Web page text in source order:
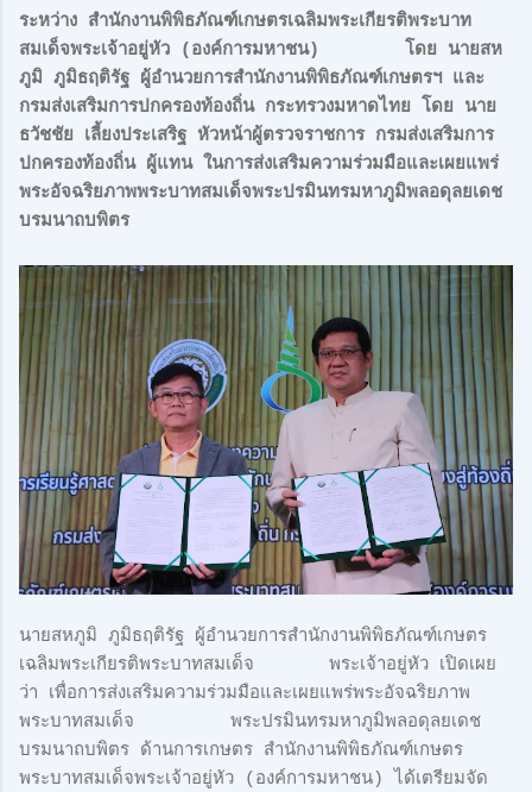
ระหว่าง สำนักงานพิพิธภัณฑ์เกษตรเฉลิมพระเกียรติพระบาท
สมเด็จพระเจ้าอยู่หัว (องค์การมหาชน) โดย นายสห
ภูมิ ภูมิธฤติรัฐ ผู้อำนวยการสำนักงานพิพิธภัณฑ์เกษตรฯ และ
กรมส่งเสริมการปกครองท้องถิ่น กระทรวงมหาดไทย โดย นาย
ธวัชชัย เลี้ยงประเสริฐ หัวหน้าผู้ตรวจราชการ กรมส่งเสริมการ
ปกครองท้องถิ่น ผู้แทน ในการส่งเสริมความร่วมมือและเผยแพร่
พระอัจฉริยภาพพระบาทสมเด็จพระปรมินทรมหาภูมิพลอดุลยเดช
บรมนาถบพิตร
นายสหภูมิ ภูมิธฤติรัฐ ผู้อำนวยการสำนักงานพิพิธภัณฑ์เกษตร
เฉลิมพระเกียรติพระบาทสมเด็จ พระเจ้าอยู่หัว เปิดเผย
ว่า เพื่อการส่งเสริมความร่วมมือและเผยแพร่พระอัจฉริยภาพ
พระบาทสมเด็จ พระปรมินทรมหาภูมิพลอดุลยเดช
บรมนาถบพิตร ด้านการเกษตร สำนักงานพิพิธภัณฑ์เกษตร
พระบาทสมเด็จพระเจ้าอยู่หัว (องค์การมหาชน) ได้เตรียมจัด